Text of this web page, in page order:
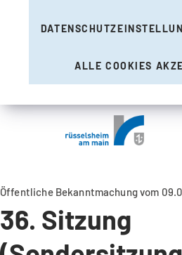
ALLE COOKIES
Öffentliche Bekanntmachung vom
36. Sitzung